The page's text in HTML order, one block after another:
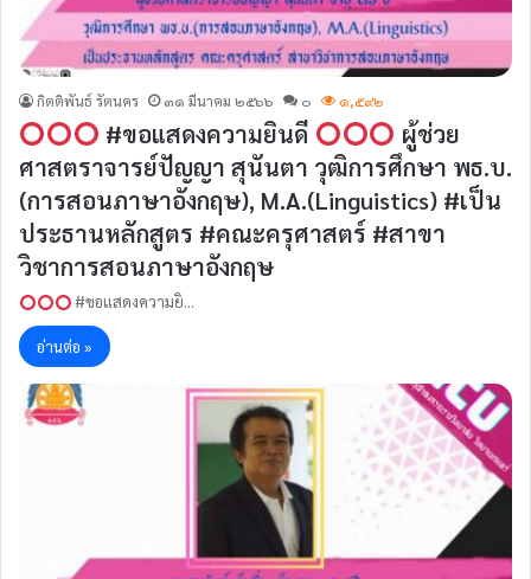
กิตติพันธ์ รัตนคร ๓๑ มีนาคม ๒๕๖๖ ๐ ๑,๕๙๒
#ขอแสดงความยินดี
ผู้ช่วย
ศาสตราจารย์ปัญญา สุนันตา วุฒิการศึกษา พธ.บ.
(การสอนภาษาอังกฤษ), M.A.(Linguistics) #เป็น
ประธานหลักสูตร #คณะครุศาสตร์ #สาขา
วิชาการสอนภาษาอังกฤษ
#ขอแสดงความยิ…
อ่านต่อ »